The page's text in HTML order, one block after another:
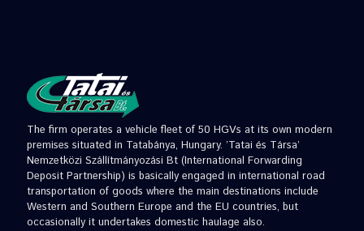
The firm operates a vehicle fleet of 50 HGVs at its own modern
premises situated in Tatabánya, Hungary. ’Tatai és Társa’
Nemzetközi Szállítmányozási Bt (International Forwarding
Deposit Partnership) is basically engaged in international road
transportation of goods where the main destinations include
Western and Southern Europe and the EU countries, but
occasionally it undertakes domestic haulage also.